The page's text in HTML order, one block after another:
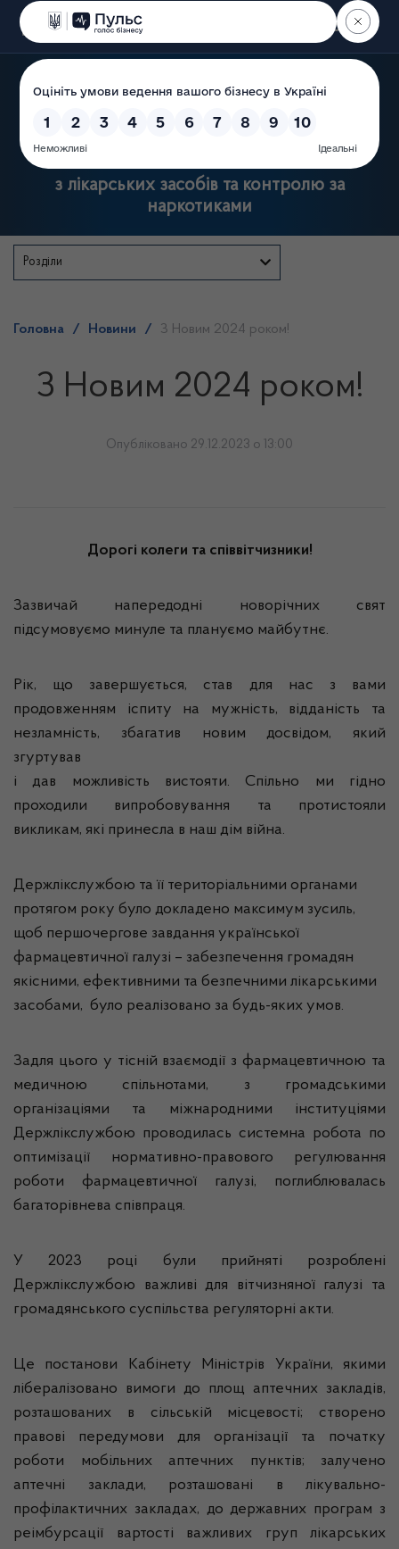
Пошук
Державна служба України
з лікарських засобів та контролю за
наркотиками
Розділи
Головна / Новини / З Новим 2024 роком!
З Новим 2024 роком!
Опубліковано 29.12.2023 о 13:00
Дорогі колеги та співвітчизники!
Зазвичай напередодні новорічних свят
підсумовуємо минуле та плануємо майбутнє.
Рік, що завершується, став для нас з вами
продовженням іспиту на мужність, відданість та
незламність, збагатив новим досвідом, який
згуртував
і дав можливість вистояти. Спільно ми гідно
проходили випробовування та протистояли
викликам, які принесла в наш дім війна.
Держлікслужбою та її територіальними органами
протягом року було докладено максимум зусиль,
щоб першочергове завдання української
фармацевтичної галузі – забезпечення громадян
якісними, ефективними та безпечними лікарськими
засобами, було реалізовано за будь-яких умов.
Задля цього у тісній взаємодії з фармацевтичною та
медичною спільнотами, з громадськими
організаціями та міжнародними інституціями
Держлікслужбою проводилась системна робота по
оптимізації нормативно-правового регулювання
роботи фармацевтичної галузі, поглиблювалась
багаторівнева співпраця.
У 2023 році були прийняті розроблені
Держлікслужбою важливі для вітчизняної галузі та
громадянського суспільства регуляторні акти.
Це постанови Кабінету Міністрів України, якими
лібералізовано вимоги до площ аптечних закладів,
розташованих в сільській місцевості; створено
правові передумови для організації та початку
роботи мобільних аптечних пунктів; залучено
аптечні заклади, розташовані в лікувально-
профілактичних закладах, до державних програм з
реімбурсації вартості важливих груп лікарських